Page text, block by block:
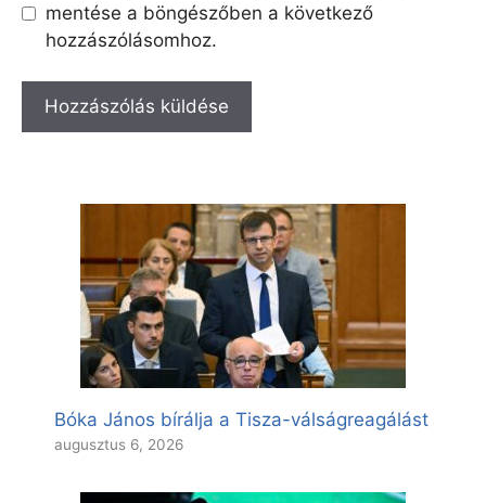
mentése a böngészőben a következő
hozzászólásomhoz.
Bóka János bírálja a Tisza-válságreagálást
augusztus 6, 2026